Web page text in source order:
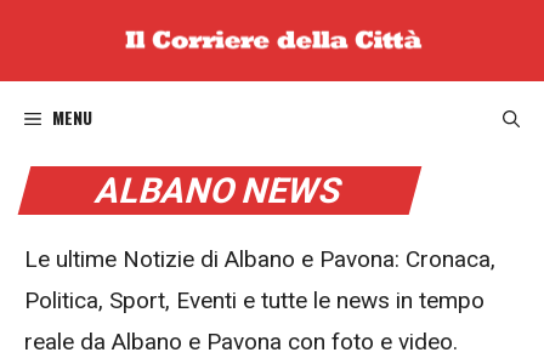
MENU
ALBANO NEWS
Le ultime Notizie di Albano e Pavona: Cronaca,
Politica, Sport, Eventi e tutte le news in tempo
reale da Albano e Pavona con foto e video.